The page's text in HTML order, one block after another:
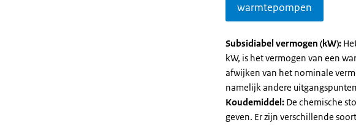
warmtepompen
Subsidiabel vermogen (kW):
kW, is het vermogen van een
afwijken van het nominale
namelijk andere
Koudemiddel: De chemische
geven. Er zijn verschillende